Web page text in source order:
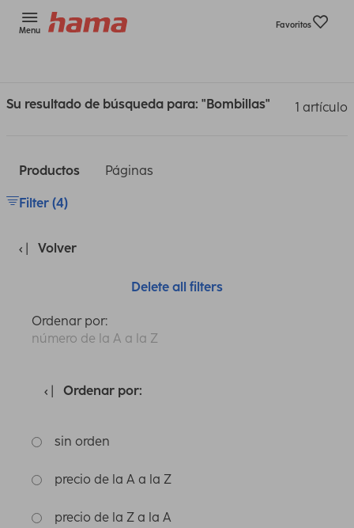
Menu
Favoritos
Su resultado de búsqueda para: "Bombillas" 1 artículo
Productos Páginas
Filter (4)
Volver
Delete all filters
Ordenar por:
número de la A a la Z
Ordenar por:
sin orden
precio de la A a la Z
precio de la Z a la A